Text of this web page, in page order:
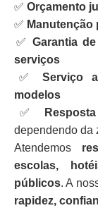
✅ Orçamento
✅ Manutenção
✅Garantia
serviços
✅Serviço
modelos
✅
dependendo da
Atendemos
escolas,
públicos. A
rapidez,